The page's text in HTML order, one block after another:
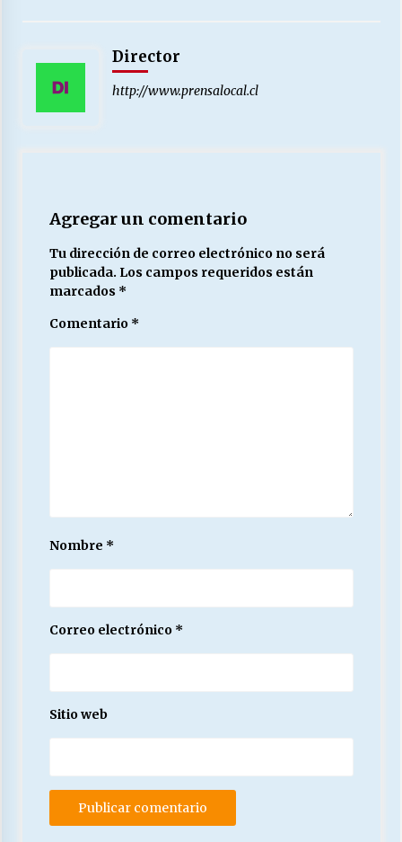
Director
http://www.prensalocal.cl
Agregar un comentario
Tu dirección de correo electrónico no será
publicada. Los campos requeridos están
marcados *
Comentario *
Nombre *
Correo electrónico *
Sitio web